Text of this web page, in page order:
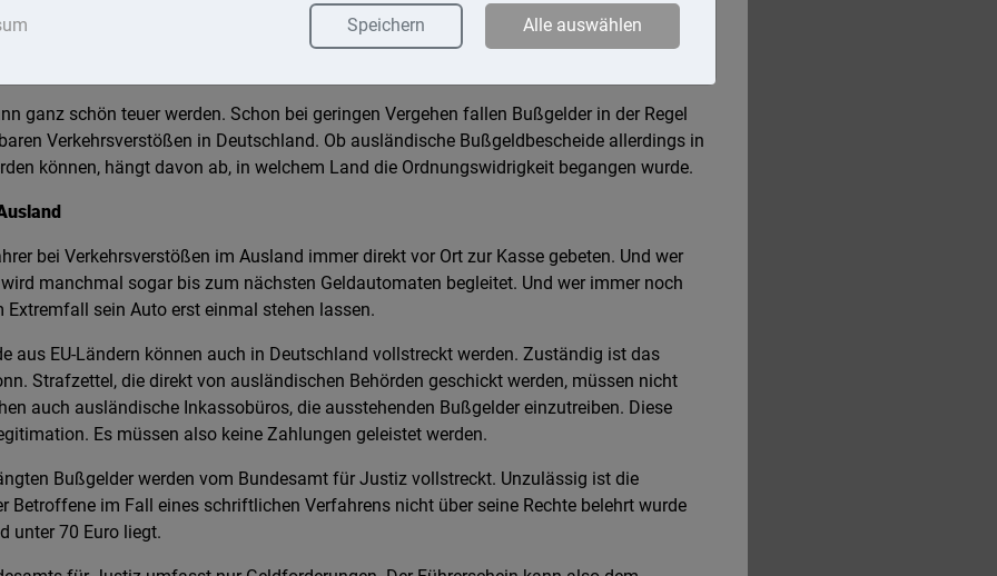
ganz schön teuer werden. Schon bei geringen Vergehen fallen Bußgelder in der Regel
Verkehrsverstößen in Deutschland. Ob ausländische Bußgeldbescheide allerdings in
können, hängt davon ab, in welchem Land die Ordnungswidrigkeit begangen wurde.
bei Verkehrsverstößen im Ausland immer direkt vor Ort zur Kasse gebeten. Und wer
manchmal sogar bis zum nächsten Geldautomaten begleitet. Und wer immer noch
sein Auto erst einmal stehen lassen.
aus EU-Ländern können auch in Deutschland vollstreckt werden. Zuständig ist das
Strafzettel, die direkt von ausländischen Behörden geschickt werden, müssen nicht
auch ausländische Inkassobüros, die ausstehenden Bußgelder einzutreiben. Diese
Es müssen also keine Zahlungen geleistet werden.
Bußgelder werden vom Bundesamt für Justiz vollstreckt. Unzulässig ist die
Betroffene im Fall eines schriftlichen Verfahrens nicht über seine Rechte belehrt wurde
unter 70 Euro liegt.
Speichern Alle auswählen